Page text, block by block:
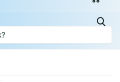
houder